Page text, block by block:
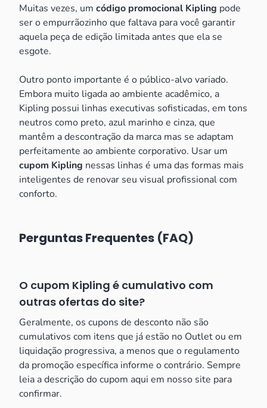
Muitas vezes, um código promocional Kipling pode
ser o empurrãozinho que faltava para você garantir
aquela peça de edição limitada antes que ela se
esgote.
Outro ponto importante é o público-alvo variado.
Embora muito ligada ao ambiente acadêmico, a
Kipling possui linhas executivas sofisticadas, em tons
neutros como preto, azul marinho e cinza, que
mantêm a descontração da marca mas se adaptam
perfeitamente ao ambiente corporativo. Usar um
cupom Kipling nessas linhas é uma das formas mais
inteligentes de renovar seu visual profissional com
conforto.
Perguntas Frequentes (FAQ)
O cupom Kipling é cumulativo com
outras ofertas do site?
Geralmente, os cupons de desconto não são
cumulativos com itens que já estão no Outlet ou em
liquidação progressiva, a menos que o regulamento
da promoção específica informe o contrário. Sempre
leia a descrição do cupom aqui em nosso site para
confirmar.